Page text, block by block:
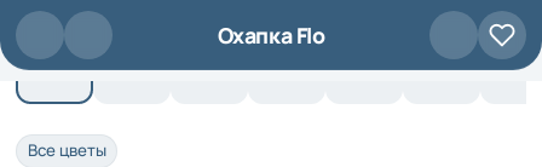
Перейти к основному содержанию
Охапка Flo
Все цветы